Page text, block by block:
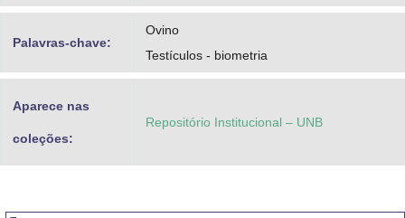
Palavras-chave:
Ovino
Testículos - biometria
Aparece nas
coleções:
Repositório Institucional – UNB